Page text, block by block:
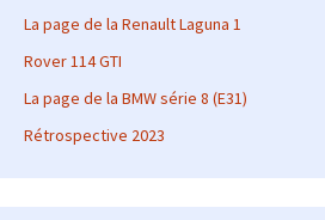
La page de la Renault Laguna 1
Rover 114 GTI
La page de la BMW série 8 (E31)
Rétrospective 2023